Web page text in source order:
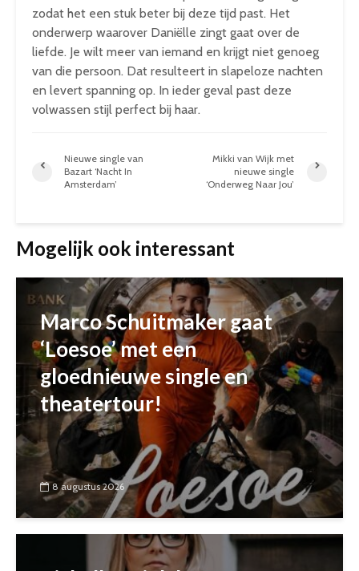
zodat het een stuk beter bij deze tijd past. Het
onderwerp waarover Daniëlle zingt gaat over de
liefde. Je wilt meer van iemand en krijgt niet genoeg
van die persoon. Dat resulteert in slapeloze nachten
en levert spanning op. In ieder geval past deze
volwassen stijl perfect bij haar.
Nieuwe single van
Bazart ‘Nacht In
Amsterdam’
Mikki van Wijk met
nieuwe single
‘Onderweg Naar Jou’
Mogelijk ook interessant
Marco Schuitmaker gaat
‘Loesoe’ met een
gloednieuwe single en
theatertour!
8 augustus 2026